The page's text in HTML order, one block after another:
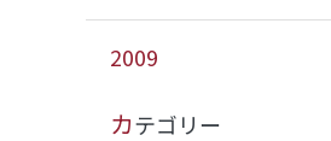
2009
カテゴリー